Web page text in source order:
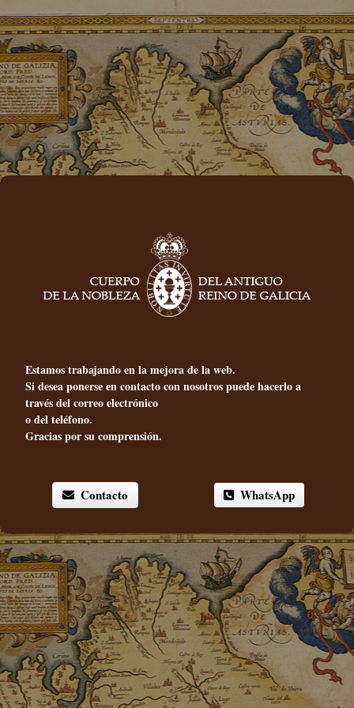
Estamos trabajando en la mejora de la web.
Si desea ponerse en contacto con nosotros puede hacerlo a
través del correo electrónico
o del teléfono.
Gracias por su comprensión.
Contacto WhatsApp